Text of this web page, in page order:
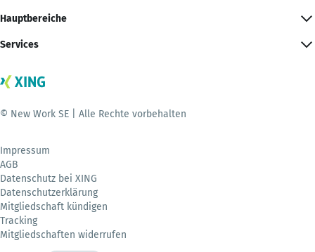
Hauptbereiche
Services
© New Work SE | Alle Rechte vorbehalten
Impressum
AGB
Datenschutz bei XING
Datenschutzerklärung
Mitgliedschaft kündigen
Tracking
Mitgliedschaften widerrufen